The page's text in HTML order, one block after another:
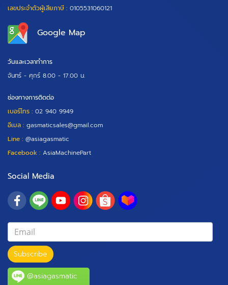
เลขประจำตัวผู้เสียภาษี : 0105531060121
Google Map
วันและเวลาทำการ
จันทร์ - ศุกร์ 8.00 - 17.00 น.
ช่องทางการติดต่อ
เบอร์โทร : 02 940 9949
อีเมล : gasmaticsales@gmail.com
Line : @asiagasmatic
Facebook : AsiaMachinePart
Social Media
Subscribe
@asiagasmatic